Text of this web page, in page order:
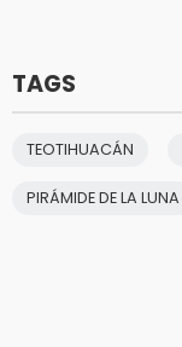
TAGS
TEOTIHUACÁN
PIRÁMIDE DE LA LUNA